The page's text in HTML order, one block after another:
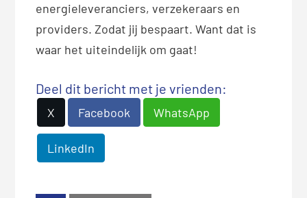
energieleveranciers, verzekeraars en
providers. Zodat jij bespaart. Want dat is
waar het uiteindelijk om gaat!
Deel dit bericht met je vrienden:
X Facebook WhatsApp
LinkedIn